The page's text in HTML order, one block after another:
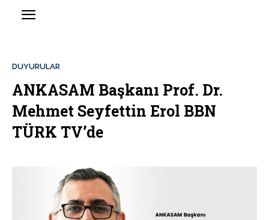
DUYURULAR
ANKASAM Başkanı Prof. Dr.
Mehmet Seyfettin Erol BBN
TÜRK TV’de